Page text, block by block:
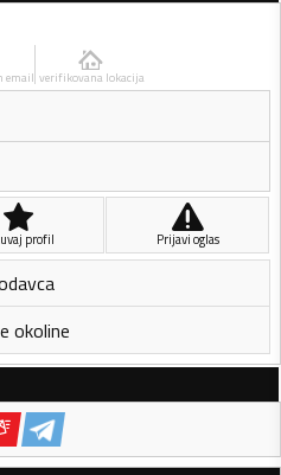
email verifikovana lokacija
profil Prijavi oglas
okoline